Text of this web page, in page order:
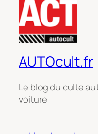
AUTOcult.fr
Le blog du culte
voiture